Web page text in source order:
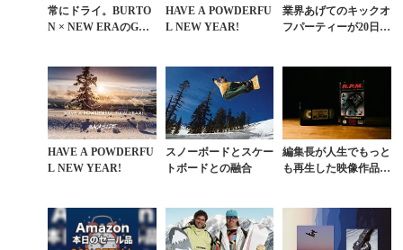
常にドライ。BURTO
N × NEW ERAのGOR
HAVE A POWDERFU
L NEW YEAR!
業界あげてのキックオ
フパーティーが20日
HAVE A POWDERFU
L NEW YEAR!
スノーボードとスケー
トボードとの融合
編集長が人生でもっと
も再生した映像作品
ルチャー編...